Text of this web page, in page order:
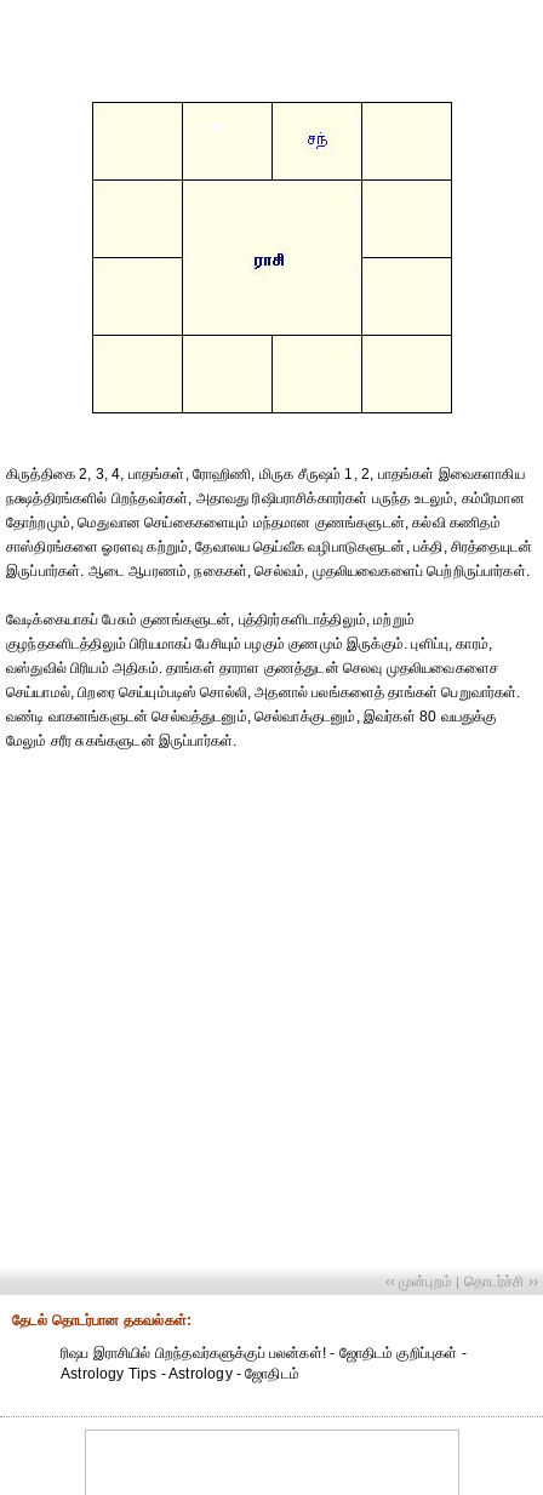
கிருத்திகை 2, 3, 4, பாதங்கள், ரோஹிணி, மிருக சீருஷம் 1, 2, பாதங்கள் இவைகளாகிய
நக்ஷத்திரங்களில் பிறந்தவர்கள், அதாவது ரிஷிபராசிக்காரர்கள் பருந்த உடலும், கம்பீரமான
தோற்றமும், மெதுவான செய்கைகளையும் மந்தமான குணங்களுடன், கல்வி கணிதம்
சாஸ்திரங்களை ஓரளவு கற்றும், தேவாலய தெய்வீக வழிபாடுகளுடன், பக்தி, சிரத்தையுடன்
இருப்பார்கள். ஆடை ஆபரணம், நகைகள், செல்வம், முதலியவைகளைப் பெற்றிருப்பார்கள்.
வேடிக்கையாகப் பேசும் குணங்களுடன், புத்திரர்களிடாத்திலும், மற்றும்
குழந்தகளிடத்திலும் பிரியமாகப் பேசியும் பழகும் குணமும் இருக்கும். புளிப்பு, காரம்,
வஸ்துவில் பிரியம் அதிகம். தாங்கள் தாராள குணத்துடன் செலவு முதலியவைகளைச
செய்யாமல், பிறரை செய்யும்படிஸ் சொல்லி, அதனால் பலங்களைத் தாங்கள் பெறுவார்கள்.
வண்டி வாகனங்களுடன் செல்வத்துடனும், செல்வாக்குடனும், இவர்கள் 80 வயதுக்கு
மேலும் சரீர சுகங்களுடன் இருப்பார்கள்.
‹‹ முன்புறம் | தொடர்ச்சி ››
தேட‌ல் தொட‌ர்பான தகவ‌ல்க‌ள்:
ரிஷப இராசியில் பிறந்தவர்களுக்குப் பலன்கள்! - ஜோதிடம் குறிப்புகள் -
Astrology Tips - Astrology - ஜோதிடம்